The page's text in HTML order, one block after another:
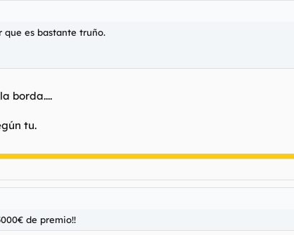
que es bastante truño.
borda....
tu.
de premio!!